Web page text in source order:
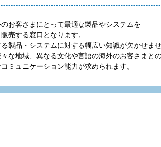
のお客さまにとって最適な製品やシステムを
売する窓口となります。
製品・システムに対する幅広い知識が欠かせませ
な地域、異なる文化や言語の海外のお客さまと
ミュニケーション能力が求められます。